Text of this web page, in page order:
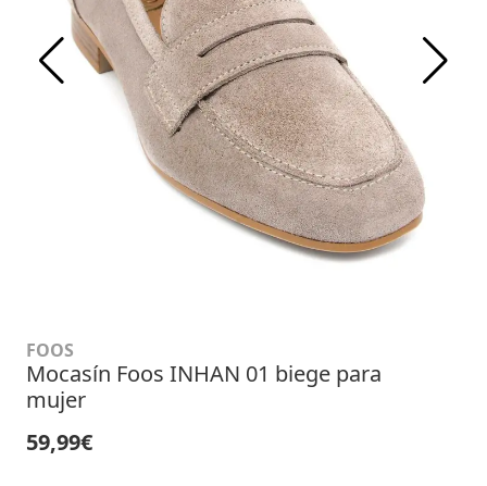
FOOS
Mocasín Foos INHAN 01 biege para
mujer
59,99€